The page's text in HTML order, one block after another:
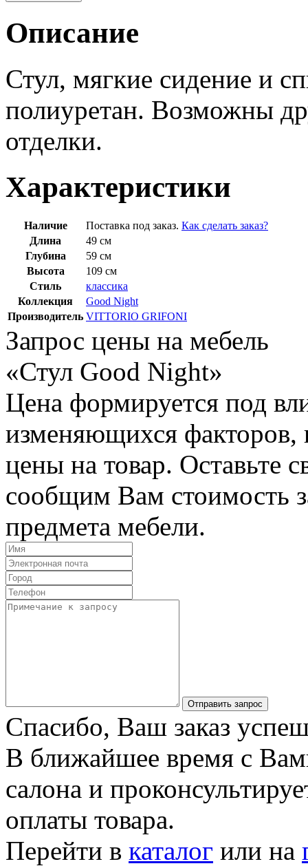
Описание
Стул, мягкие сидение и
полиуретан. Возможны
отделки.
Характеристики
Наличие Поставка под заказ. Как сделать заказ?
Длина
49 см
Глубина
59 см
Высота
109 см
Стиль
классика
Коллекция
Good Night
Производитель VITTORIO GRIFONI
Запрос цены на мебель
«Стул Good Night»
Цена формируется под
изменяющихся факторов,
цены на товар. Оставьте
сообщим Вам стоимость
предмета мебели.
Отправить запрос
Спасибо, Ваш заказ
В ближайшее время с
салона и
оплаты товара.
Перейти в каталог или на